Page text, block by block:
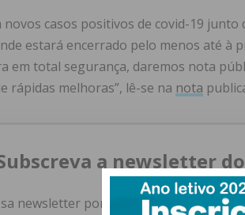
novos casos positivos de covid-19
estará encerrado pelo menos até à
em total segurança, daremos nota
rápidas melhoras”, lê-se na nota
a newsletter
newsletter por e-mail e obtenha de